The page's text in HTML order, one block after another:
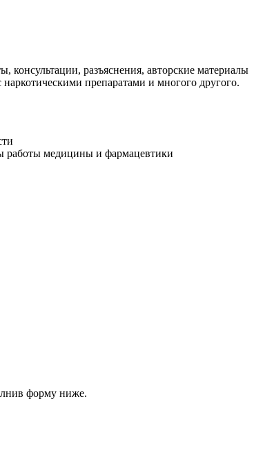
консультации, разъяснения, авторские материалы
препаратами и многого другого.
работы медицины и фармацевтики
форму ниже.